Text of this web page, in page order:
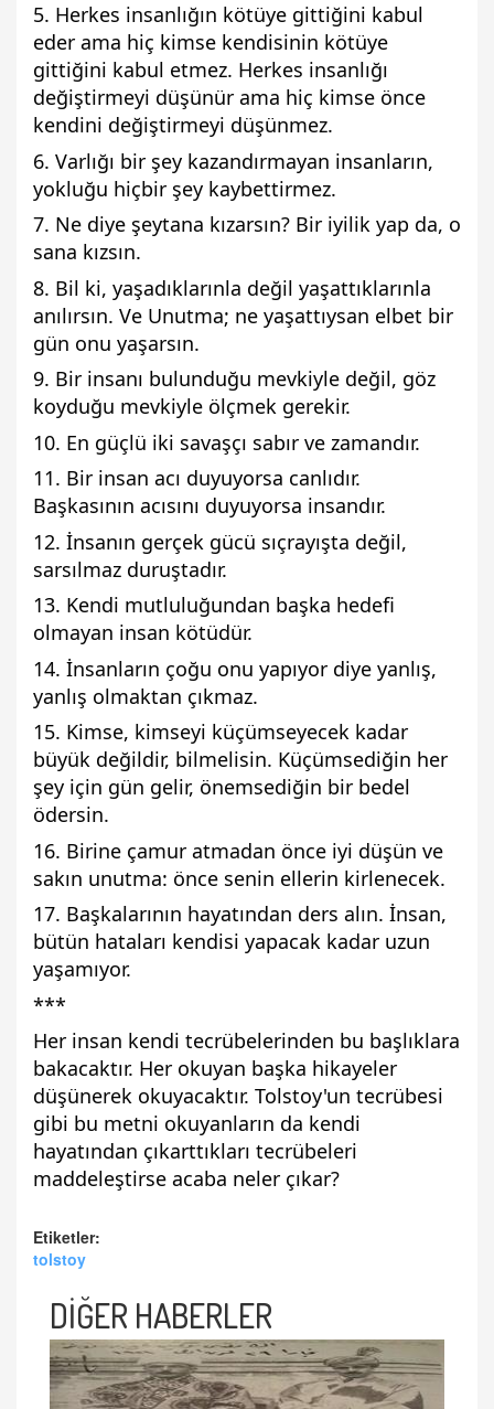
5. Herkes insanlığın kötüye gittiğini kabul
eder ama hiç kimse kendisinin kötüye
gittiğini kabul etmez. Herkes insanlığı
değiştirmeyi düşünür ama hiç kimse önce
kendini değiştirmeyi düşünmez.
6. Varlığı bir şey kazandırmayan insanların,
yokluğu hiçbir şey kaybettirmez.
7. Ne diye şeytana kızarsın? Bir iyilik yap da, o
sana kızsın.
8. Bil ki, yaşadıklarınla değil yaşattıklarınla
anılırsın. Ve Unutma; ne yaşattıysan elbet bir
gün onu yaşarsın.
9. Bir insanı bulunduğu mevkiyle değil, göz
koyduğu mevkiyle ölçmek gerekir.
10. En güçlü iki savaşçı sabır ve zamandır.
11. Bir insan acı duyuyorsa canlıdır.
Başkasının acısını duyuyorsa insandır.
12. İnsanın gerçek gücü sıçrayışta değil,
sarsılmaz duruştadır.
13. Kendi mutluluğundan başka hedefi
olmayan insan kötüdür.
14. İnsanların çoğu onu yapıyor diye yanlış,
yanlış olmaktan çıkmaz.
15. Kimse, kimseyi küçümseyecek kadar
büyük değildir, bilmelisin. Küçümsediğin her
şey için gün gelir, önemsediğin bir bedel
ödersin.
16. Birine çamur atmadan önce iyi düşün ve
sakın unutma: önce senin ellerin kirlenecek.
17. Başkalarının hayatından ders alın. İnsan,
bütün hataları kendisi yapacak kadar uzun
yaşamıyor.
***
Her insan kendi tecrübelerinden bu başlıklara
bakacaktır. Her okuyan başka hikayeler
düşünerek okuyacaktır. Tolstoy'un tecrübesi
gibi bu metni okuyanların da kendi
hayatından çıkarttıkları tecrübeleri
maddeleştirse acaba neler çıkar?
Etiketler:
tolstoy
DİĞER HABERLER